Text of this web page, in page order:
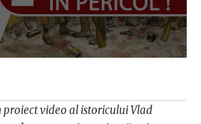
proiect video al istoricului Vlad